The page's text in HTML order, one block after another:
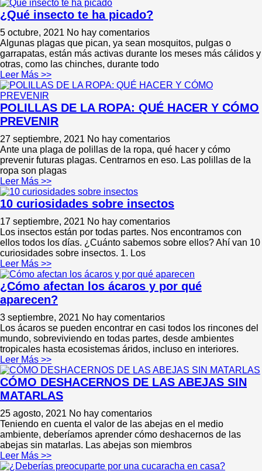
¿Qué insecto te ha picado?
5 octubre, 2021 No hay comentarios
Algunas plagas que pican, ya sean mosquitos, pulgas o
garrapatas, están más activas durante los meses más cálidos y
otras, como las chinches, durante todo
Leer Más >>
POLILLAS DE LA ROPA: QUÉ HACER Y CÓMO
PREVENIR
27 septiembre, 2021 No hay comentarios
Ante una plaga de polillas de la ropa, qué hacer y cómo
prevenir futuras plagas. Centrarnos en eso. Las polillas de la
ropa son plagas
Leer Más >>
10 curiosidades sobre insectos
17 septiembre, 2021 No hay comentarios
Los insectos están por todas partes. Nos encontramos con
ellos todos los días. ¿Cuánto sabemos sobre ellos? Ahí van 10
curiosidades sobre insectos. 1. Los
Leer Más >>
¿Cómo afectan los ácaros y por qué
aparecen?
3 septiembre, 2021 No hay comentarios
Los ácaros se pueden encontrar en casi todos los rincones del
mundo, sobreviviendo en todas partes, desde ambientes
tropicales hasta ecosistemas áridos, incluso en interiores.
Leer Más >>
CÓMO DESHACERNOS DE LAS ABEJAS SIN
MATARLAS
25 agosto, 2021 No hay comentarios
Teniendo en cuenta el valor de las abejas en el medio
ambiente, deberíamos aprender cómo deshacernos de las
abejas sin matarlas. Las abejas son miembros
Leer Más >>